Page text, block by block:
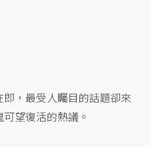
，最受人矚目的話題卻來
望復活的熱議。